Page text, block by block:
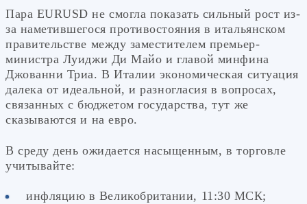
Пара EURUSD не смогла показать сильный рост из-
за наметившегося противостояния в итальянском
правительстве между заместителем премьер-
министра Луиджи Ди Майо и главой минфина
Джованни Триа. В Италии экономическая ситуация
далека от идеальной, и разногласия в вопросах,
связанных с бюджетом государства, тут же
сказываются и на евро.
В среду день ожидается насыщенным, в торговле
учитывайте:
инфляцию в Великобритании, 11:30 МСК;